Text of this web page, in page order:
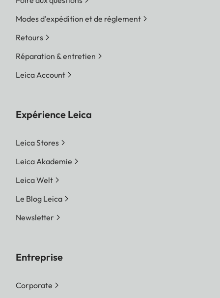
Modes d'expédition et de réglement
Retours
Réparation & entretien
Leica Account
Expérience Leica
Leica Stores
Leica Akademie
Leica Welt
Le Blog Leica
Newsletter
Entreprise
Corporate